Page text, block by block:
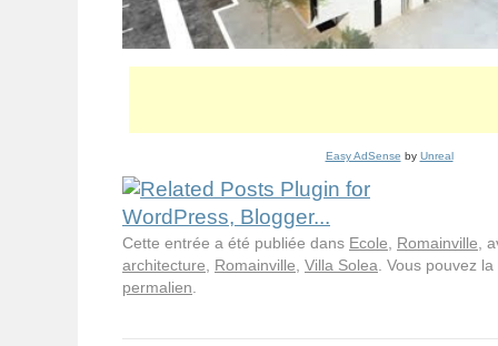
Easy AdSense by Unreal
Cette entrée a été publiée dans Ecole Romainville ,
architecture
Romainville Villa Solea . Vous pouvez
permalien